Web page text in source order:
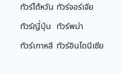
ทัวร์ไต้หวัน
ทัวร์ญี่ปุ่น
ทัวร์เกาหลี
ทัวร์จอร์เจีย
ทัวร์พม่า
ทัวร์อินโดนีเซีย